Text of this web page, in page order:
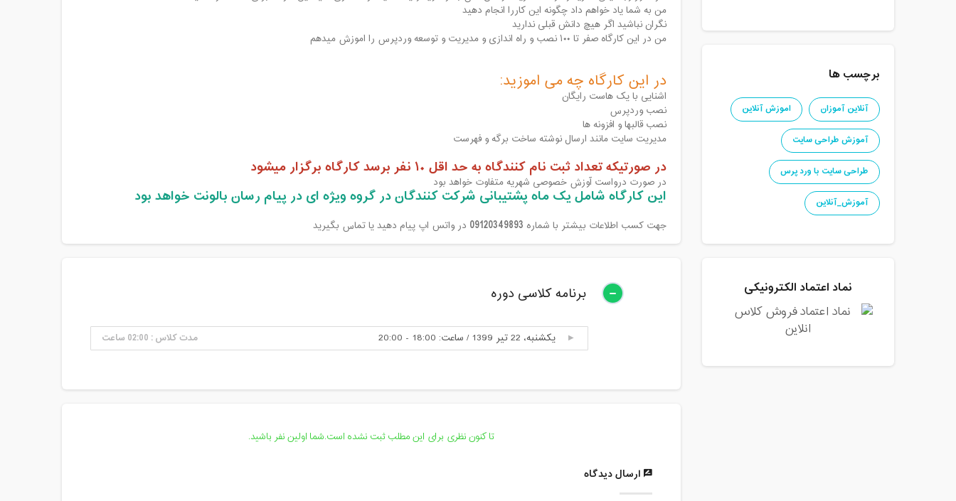
من به شما یاد خواهم داد چگونه این کاررا انجام دهید
نگران نباشید اگر هیچ دانش قبلی ندارید
من در این کارگاه صفر تا ۱۰۰ نصب و راه اندازی و مدیریت و توسعه وردپرس را اموزش میدهم
در این کارگاه چه می اموزید:
اشنایی با یک هاست رایگان
نصب وردپرس
نصب قالبها و افزونه ها
مدیریت سایت مانند ارسال نوشته ساخت برگه و فهرست
در صورتیکه تعداد ثبت نام کنندگاه به حد اقل ۱۰ نفر برسد کارگاه برگزار میشود
در صورت درواست آوزش خصوصی شهریه متفاوت خواهد بود
این کارگاه شامل یک ماه پشتیبانی شرکت کنندگان در گروه ویژه ای در پیام رسان بالونت خواهد بود
جهت کسب اطلاعات بیشتر با شماره 09120349893 در واتس اپ پیام دهید یا تماس بگیرید
برنامه کلاسی دوره
یکشنبه، 22 تیر 1399 / ساعت: 18:00 - 20:00 مدت کلاس : 02:00 ساعت
تا کنون نظری برای این مطلب ثبت نشده است.شما اولین نفر باشید.
ارسال دیدگاه
برچسب ها
آنلاین آموزان
اموزش آنلاین
آموزش طراحی سایت
طراحی سایت با ورد پرس
آموزش_آنلاین
نماد اعتماد الکترونیکی